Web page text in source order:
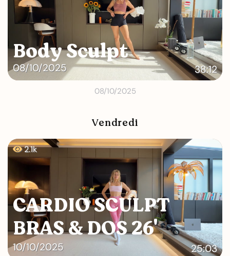
Body Sculpt
08/10/2025 38:12
08/10/2025
Vendredi
CARDIO SCULPT
BRAS & DOS 26'
10/10/2025 25:03
2.1k